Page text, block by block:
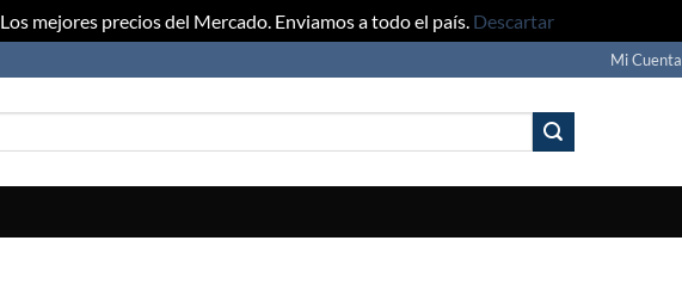
Los mejores precios del Mercado. Enviamos a todo el país. Descartar
Mi Cuenta